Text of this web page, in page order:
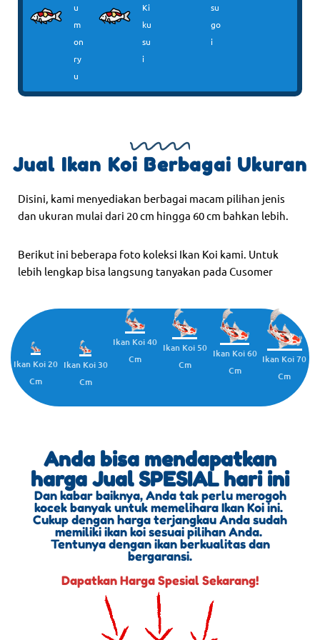
u
m
on
ry
u
Ki
ku
su
i
su
go
i
Jual Ikan Koi Berbagai Ukuran
Disini, kami menyediakan berbagai macam pilihan jenis
dan ukuran mulai dari 20 cm hingga 60 cm bahkan lebih.
Berikut ini beberapa foto koleksi Ikan Koi kami. Untuk
lebih lengkap bisa langsung tanyakan pada Cusomer
Ikan Koi 20
Cm
Ikan Koi 30
Cm
Ikan Koi 40
Cm
Ikan Koi 50
Cm
Ikan Koi 60
Cm
Ikan Koi 70
Cm
Anda bisa mendapatkan
harga Jual SPESIAL hari ini
Dan kabar baiknya, Anda tak perlu merogoh
kocek banyak untuk memelihara Ikan Koi ini.
Cukup dengan harga terjangkau Anda sudah
memiliki ikan koi sesuai pilihan Anda.
Tentunya dengan ikan berkualitas dan
bergaransi.
Dapatkan Harga Spesial Sekarang!